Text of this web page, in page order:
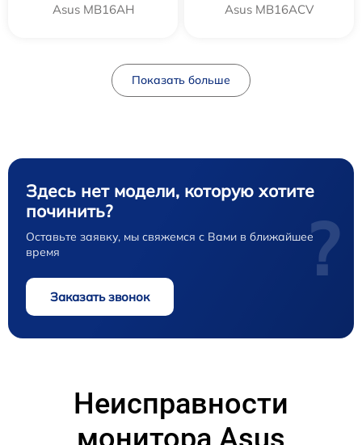
Asus MB16AH Asus MB16ACV
Показать больше
Здесь нет модели, которую хотите
починить?
Оставьте заявку, мы свяжемся с Вами в ближайшее
время
Заказать звонок
?
Неисправности